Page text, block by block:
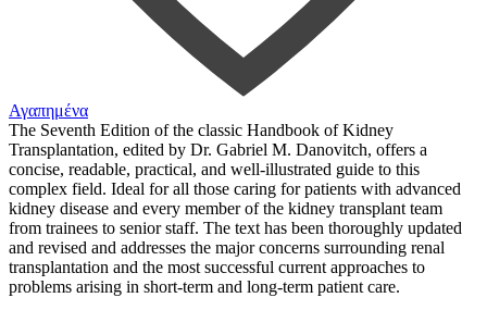
Αγαπημένα
The Seventh Edition of the classic Handbook of Kidney
Transplantation, edited by Dr. Gabriel M. Danovitch, offers a
concise, readable, practical, and well-illustrated guide to this
complex field. Ideal for all those caring for patients with advanced
kidney disease and every member of the kidney transplant team
from trainees to senior staff. The text has been thoroughly updated
and revised and addresses the major concerns surrounding renal
transplantation and the most successful current approaches to
problems arising in short-term and long-term patient care.